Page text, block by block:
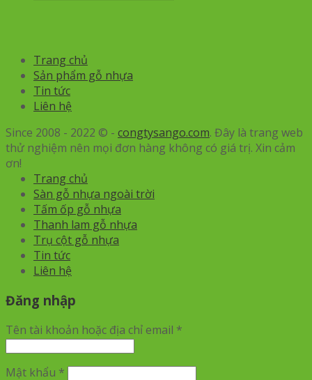
Trang chủ
Sản phẩm gỗ nhựa
Tin tức
Liên hệ
Since 2008 - 2022 © - congtysango.com. Đây là trang web
thử nghiệm nên mọi đơn hàng không có giá trị. Xin cảm
ơn!
Trang chủ
Sàn gỗ nhựa ngoài trời
Tấm ốp gỗ nhựa
Thanh lam gỗ nhựa
Trụ cột gỗ nhựa
Tin tức
Liên hệ
Đăng nhập
Tên tài khoản hoặc địa chỉ email *
Mật khẩu *